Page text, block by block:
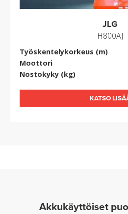
JLG
H800AJ
Työskentelykorkeus (m)
Moottori
Nostokyky (kg)
KATSO
Akkukäyttöiset